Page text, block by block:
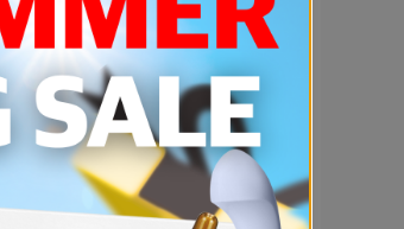
예상치 못한 에러입니다.